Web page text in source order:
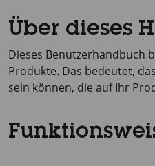
Über dieses
Dieses Benutzerhandbuch
Produkte. Das bedeutet,
sein können, die auf Ihr